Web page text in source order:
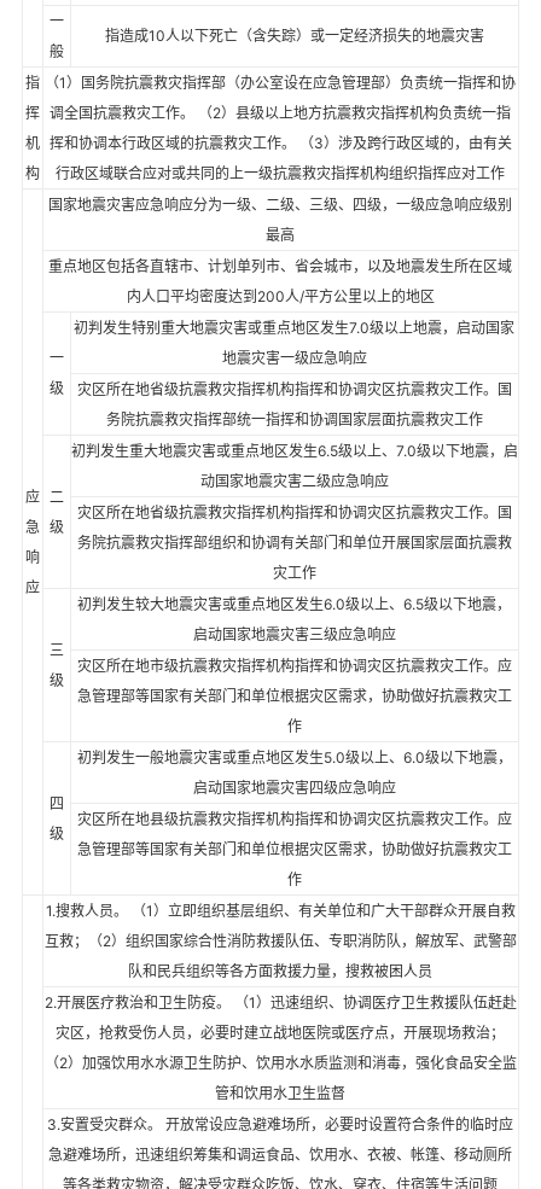
一
般
指造成10人以下死亡（含失踪）或一定经济损失的地震灾害
指
挥
机
构
（1）国务院抗震救灾指挥部（办公室设在应急管理部）负责统一指挥和协
调全国抗震救灾工作。 （2）县级以上地方抗震救灾指挥机构负责统一指
挥和协调本行政区域的抗震救灾工作。 （3）涉及跨行政区域的，由有关
行政区域联合应对或共同的上一级抗震救灾指挥机构组织指挥应对工作
应
急
响
应
国家地震灾害应急响应分为一级、二级、三级、四级，一级应急响应级别
最高
重点地区包括各直辖市、计划单列市、省会城市，以及地震发生所在区域
内人口平均密度达到200人/平方公里以上的地区
一
级
初判发生特别重大地震灾害或重点地区发生7.0级以上地震，启动国家
地震灾害一级应急响应
灾区所在地省级抗震救灾指挥机构指挥和协调灾区抗震救灾工作。国
务院抗震救灾指挥部统一指挥和协调国家层面抗震救灾工作
二
级
初判发生重大地震灾害或重点地区发生6.5级以上、7.0级以下地震，启
动国家地震灾害二级应急响应
灾区所在地省级抗震救灾指挥机构指挥和协调灾区抗震救灾工作。国
务院抗震救灾指挥部组织和协调有关部门和单位开展国家层面抗震救
灾工作
三
级
初判发生较大地震灾害或重点地区发生6.0级以上、6.5级以下地震，
启动国家地震灾害三级应急响应
灾区所在地市级抗震救灾指挥机构指挥和协调灾区抗震救灾工作。应
急管理部等国家有关部门和单位根据灾区需求，协助做好抗震救灾工
作
四
级
初判发生一般地震灾害或重点地区发生5.0级以上、6.0级以下地震，
启动国家地震灾害四级应急响应
灾区所在地县级抗震救灾指挥机构指挥和协调灾区抗震救灾工作。应
急管理部等国家有关部门和单位根据灾区需求，协助做好抗震救灾工
作
1.搜救人员。 （1）立即组织基层组织、有关单位和广大干部群众开展自救
互救；（2）组织国家综合性消防救援队伍、专职消防队，解放军、武警部
队和民兵组织等各方面救援力量，搜救被困人员
2.开展医疗救治和卫生防疫。 （1）迅速组织、协调医疗卫生救援队伍赶赴
灾区，抢救受伤人员，必要时建立战地医院或医疗点，开展现场救治；
（2）加强饮用水水源卫生防护、饮用水水质监测和消毒，强化食品安全监
管和饮用水卫生监督
3.安置受灾群众。 开放常设应急避难场所，必要时设置符合条件的临时应
急避难场所，迅速组织筹集和调运食品、饮用水、衣被、帐篷、移动厕所
等各类救灾物资，解决受灾群众吃饭、饮水、穿衣、住宿等生活问题